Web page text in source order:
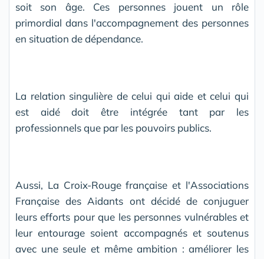
soit son âge. Ces personnes jouent un rôle
primordial dans l'accompagnement des personnes
en situation de dépendance.
La relation singulière de celui qui aide et celui qui
est aidé doit être intégrée tant par les
professionnels que par les pouvoirs publics.
Aussi, La Croix-Rouge française et l'Associations
Française des Aidants ont décidé de conjuguer
leurs efforts pour que les personnes vulnérables et
leur entourage soient accompagnés et soutenus
avec une seule et même ambition : améliorer les